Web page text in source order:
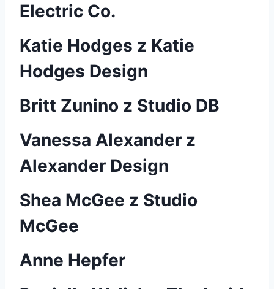
Electric Co.
Katie Hodges z Katie
Hodges Design
Britt Zunino z Studio DB
Vanessa Alexander z
Alexander Design
Shea McGee z Studio
McGee
Anne Hepfer